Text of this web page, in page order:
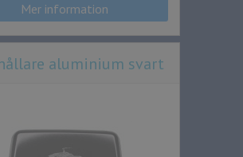
Mer information
aluminium svart